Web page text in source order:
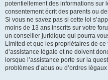
potentiellement des informations sur
consentement écrit des parents ou
Si vous ne savez pas si cette loi
moins de 13 ans inscrits sur votre
un conseiller juridique qui pourra
Limited et que les propriétaires de
d’assistance légale et ne doivent
lorsque l’assistance porte sur la
problèmes d’abus ou d’ordres